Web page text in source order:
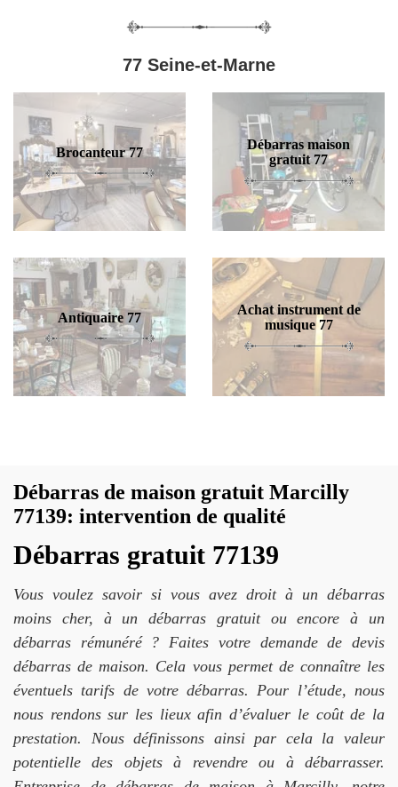
77 Seine-et-Marne
Brocanteur 77
Débarras maison
gratuit 77
Antiquaire 77
Achat instrument de
musique 77
Débarras de maison gratuit Marcilly
77139: intervention de qualité
Débarras gratuit 77139
Vous voulez savoir si vous avez droit à un débarras
moins cher, à un débarras gratuit ou encore à un
débarras rémunéré ? Faites votre demande de devis
débarras de maison. Cela vous permet de connaître les
éventuels tarifs de votre débarras. Pour l’étude, nous
nous rendons sur les lieux afin d’évaluer le coût de la
prestation. Nous définissons ainsi par cela la valeur
potentielle des objets à revendre ou à débarrasser.